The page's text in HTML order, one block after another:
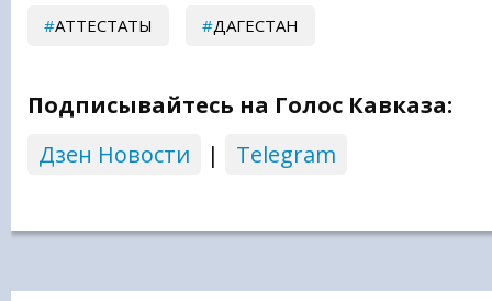
АТТЕСТАТЫ ДАГЕСТАН
Подписывайтесь на Голос Кавказа:
Дзен Новости
| Telegram